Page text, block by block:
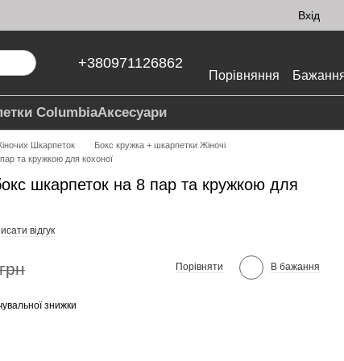
Вхід
+380971126862
Порівняння
ColumbiaАксесуари
Шкарпеток
Бокс кружка + шкарпетки Жіночі
та кружкою для кохоної
шкарпеток на 8 пар та кружкою для
відгук
Порівняти В бажання
знижки